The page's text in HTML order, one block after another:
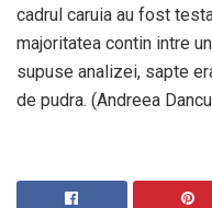
cadrul caruia au fost
majoritatea contin intre
supuse analizei, sapte
de pudra. (Andreea